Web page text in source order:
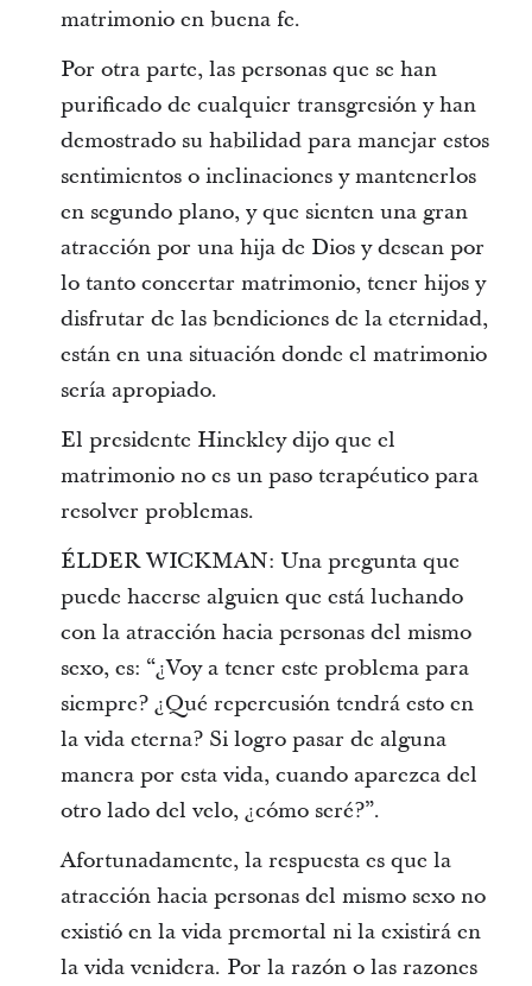
matrimonio en buena fe.
Por otra parte, las personas que se han
purificado de cualquier transgresión y han
demostrado su habilidad para manejar estos
sentimientos o inclinaciones y mantenerlos
en segundo plano, y que sienten una gran
atracción por una hija de Dios y desean por
lo tanto concertar matrimonio, tener hijos y
disfrutar de las bendiciones de la eternidad,
están en una situación donde el matrimonio
sería apropiado.
El presidente Hinckley dijo que el
matrimonio no es un paso terapéutico para
resolver problemas.
ÉLDER WICKMAN: Una pregunta que
puede hacerse alguien que está luchando
con la atracción hacia personas del mismo
sexo, es: “¿Voy a tener este problema para
siempre? ¿Qué repercusión tendrá esto en
la vida eterna? Si logro pasar de alguna
manera por esta vida, cuando aparezca del
otro lado del velo, ¿cómo seré?”.
Afortunadamente, la respuesta es que la
atracción hacia personas del mismo sexo no
existió en la vida premortal ni la existirá en
la vida venidera. Por la razón o las razones